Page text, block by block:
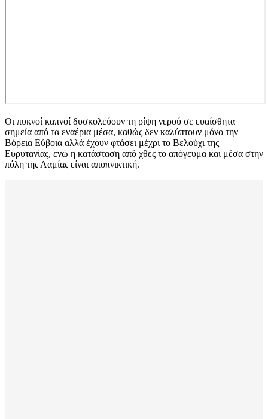
Οι πυκνοί καπνοί δυσκολεύουν τη ρίψη νερού σε ευαίσθητα
σημεία από τα εναέρια μέσα, καθώς δεν καλύπτουν μόνο την
Βόρεια Εύβοια αλλά έχουν φτάσει μέχρι το Βελούχι της
Ευρυτανίας, ενώ η κατάσταση από χθες το απόγευμα και μέσα στην
πόλη της Λαμίας είναι αποπνικτική.